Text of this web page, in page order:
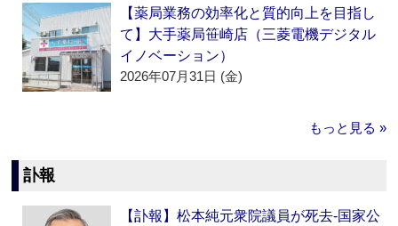
【薬局業務の効率化と質的向上を目指し
て】大手薬局笹崎店（三菱電機デジタル
イノベーション）
2026年07月31日 (金)
もっと見る »
訃報
【訃報】松本純元衆院議員が死去‐国家公